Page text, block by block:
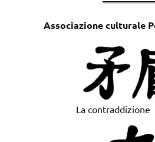
Associazione culturale
La contraddizione